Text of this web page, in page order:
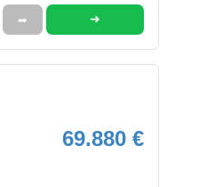
➦ ➜
69.880 €